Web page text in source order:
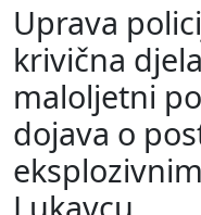
Uprava
krivična
maloljetni
dojava o